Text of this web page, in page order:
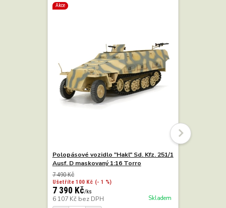
Akce
Polopásové vozidlo "Hakl" Sd. Kfz. 251/1
Ausf. D maskovaný 1:16 Torro
7 490 Kč
Ušetříte 100 Kč (- 1 %)
7 390 Kč/ks
6 107 Kč bez DPH Skladem